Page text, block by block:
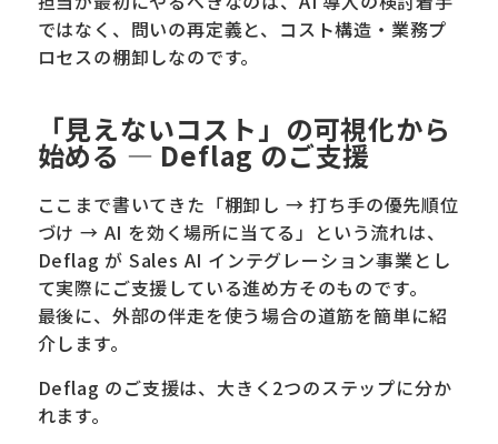
ではなく、問いの再定義と、コスト構造・業務プ
ロセスの棚卸しなのです。
「見えないコスト」の可視化から
始める — Deflag のご支援
ここまで書いてきた「棚卸し → 打ち手の優先順位
づけ → AI を効く場所に当てる」という流れは、
Deflag が Sales AI インテグレーション事業とし
て実際にご支援している進め方そのものです。
最後に、外部の伴走を使う場合の道筋を簡単に紹
介します。
Deflag のご支援は、大きく2つのステップに分か
れます。